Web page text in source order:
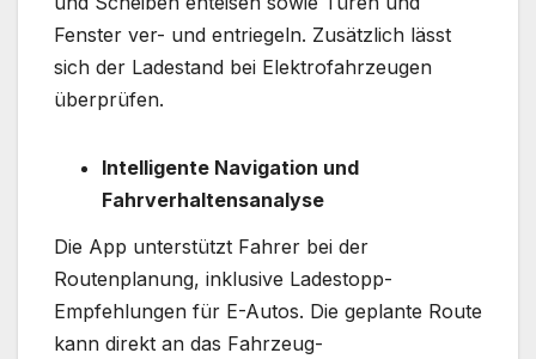
Fenster ver- und entriegeln. Zusätzlich lässt
sich der Ladestand bei Elektrofahrzeugen
überprüfen.
Intelligente Navigation und
Fahrverhaltensanalyse
Die App unterstützt Fahrer bei der
Routenplanung, inklusive Ladestopp-
Empfehlungen für E-Autos. Die geplante Route
kann direkt an das Fahrzeug-